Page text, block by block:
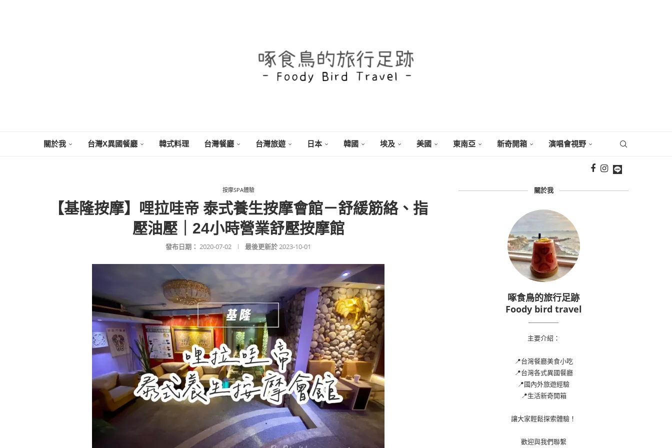
關於我 台灣X異國餐廳 韓式料理 台灣餐廳 台灣旅遊 日本 韓國 埃及 美國 東南亞 新奇開箱 演唱會視野
按摩SPA體驗
【基隆按摩】哩拉哇帝 泰式養生按摩會館－舒緩筋絡、指
壓油壓｜24小時營業舒壓按摩館
發布日期： 2020-07-02 最後更新於2023-10-01
關於我
啄食鳥的旅行足跡
Foody bird travel
主要介紹：
📍台灣餐廳美食小吃
📍台灣各式異國餐廳
📍國內外旅遊經驗
📍生活新奇開箱
讓大家輕鬆探索體驗！
歡迎與我們聯繫